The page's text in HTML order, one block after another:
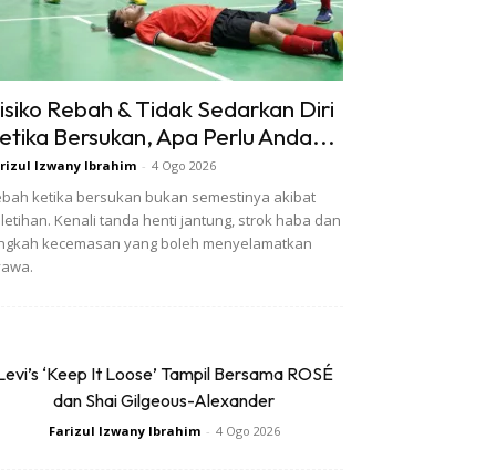
Rebah & Tidak Sedarkan Diri
Bersukan, Apa Perlu Anda...
Izwany Ibrahim - 4 Ogo 2026
ketika bersukan bukan semestinya akibat
Kenali tanda henti jantung, strok haba dan
kecemasan yang boleh menyelamatkan
‘Keep It Loose’ Tampil Bersama ROSÉ
dan Shai Gilgeous-Alexander
Farizul Izwany Ibrahim - 4 Ogo 2026